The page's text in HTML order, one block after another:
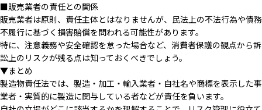
■販売業者の責任との関係
販売業者は原則、責任主体とはなりませんが、民法上の不法行為や債務
不履行に基づく損害賠償を問われる可能性があります。
特に、注意義務や安全確認を怠った場合など、消費者保護の観点から訴
訟上のリスクが残る点は知っておくべきでしょう。
▼まとめ
製造物責任法では、製造・加工・輸入業者・自社名や商標を表示した事
業者・実質的に製造に関与している者などが責任を負います。